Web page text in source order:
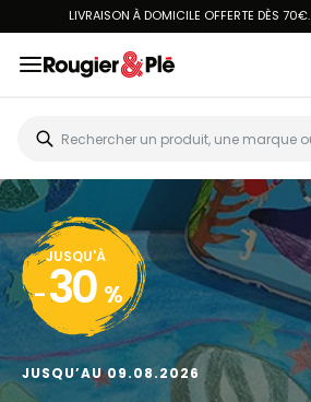
LIVRAISON À DOMICILE OFFERTE DÈS 70€.
JUSQU'À
- 30 %
JUSQU’AU 09.08.2026